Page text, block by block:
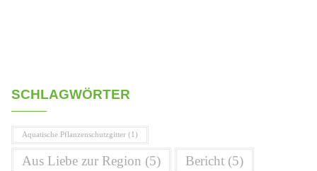
SCHLAGWÖRTER
Aquatische Pflanzenschutzgitter (1)
Aus Liebe zur Region (5) Bericht (5)